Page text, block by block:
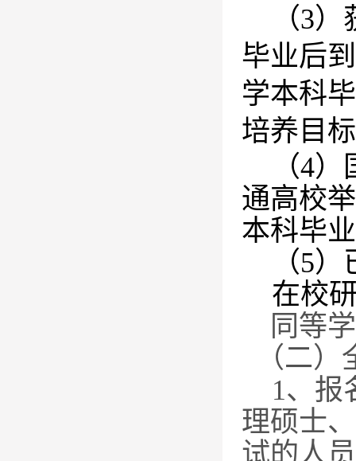
（3）
毕业后到
学本科
培养目
（4）
通高校
本科毕
（5）
在校
同等
（二
1、报
理硕士
试的人